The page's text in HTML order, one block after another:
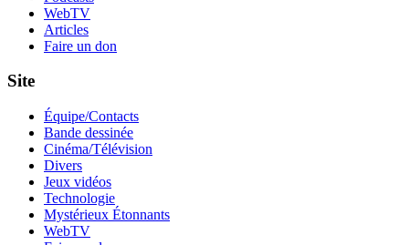
WebTV
Articles
Faire un don
Site
Équipe/Contacts
Bande dessinée
Cinéma/Télévision
Divers
Jeux vidéos
Technologie
Mystérieux Étonnants
WebTV